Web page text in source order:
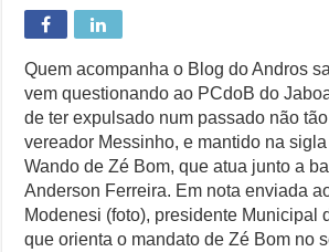
Quem acompanha o Blog do Andros
vem questionando ao PCdoB do
de ter expulsado num passado não
vereador Messinho, e mantido na
Wando de Zé Bom, que atua junto a
Anderson Ferreira. Em nota enviada
Modenesi (foto), presidente Municipal
que orienta o mandato de Zé Bom no